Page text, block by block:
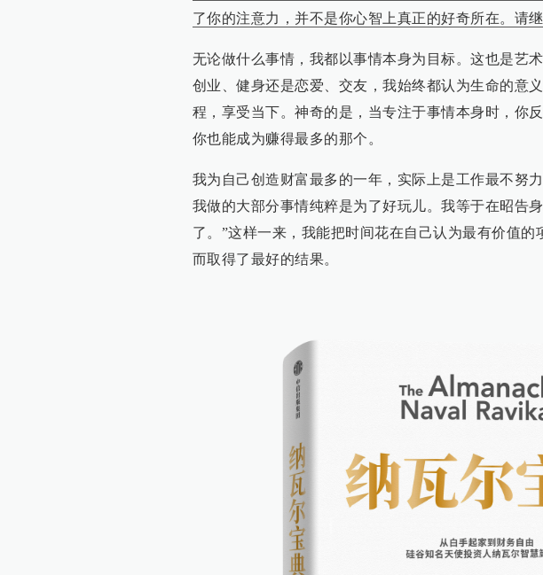
了你的注意力，并不是你心智上真正的好奇所在。请继
无论做什么事情，我都以事情本身为目标。这也是艺
创业、健身还是恋爱、交友，我始终都认为生命的意
程，享受当下。神奇的是，当专注于事情本身时，你
你也能成为赚得最多的那个。
我为自己创造财富最多的一年，实际上是工作最不努
我做的大部分事情纯粹是为了好玩儿。我等于在昭告
了。”这样一来，我能把时间花在自己认为最有价值的
而取得了最好的结果。